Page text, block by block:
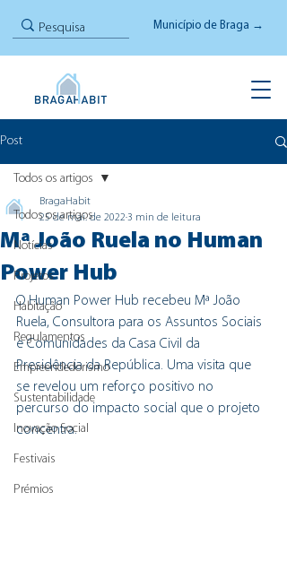
Município de Braga →
Post
Todos os artigos
Notícias
Projetos
Habitação
Regulamentos
Empreendedorismo
Sustentabilidade
Inovação Social
Festivais
Prémios
Todos os artigos
Mª João Ruela no Human
Power Hub
BragaHabit
25 de mai. de 2022 3 min de leitura
O Human Power Hub recebeu Mª João
Ruela, Consultora para os Assuntos Sociais
e Comunidades da Casa Civil da
Presidência da República. Uma visita que
se revelou um reforço positivo no
percurso do impacto social que o projeto
concentra.